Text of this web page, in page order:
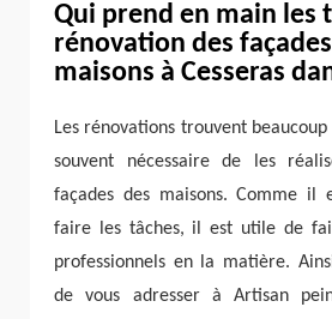
Qui prend en main les
rénovation des
maisons à Cesseras
Les rénovations trouvent
souvent nécessaire de les
façades des maisons. Comme il
faire les tâches, il est utile de
professionnels en la matière.
de vous adresser à Artisan